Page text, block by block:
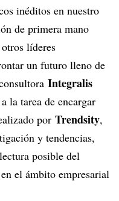
inéditos en nuestro
de primera mano
líderes
un futuro lleno de
Integralis
la tarea de encargar
por Trendsity,
y tendencias,
posible del
el ámbito empresarial